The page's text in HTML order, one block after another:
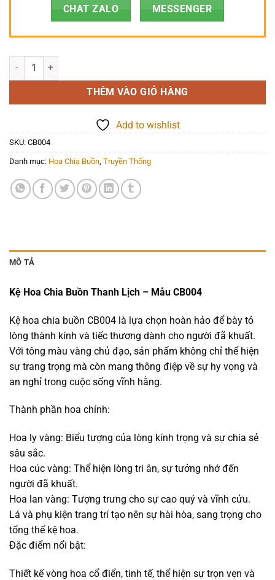
CHAT ZALO MESSENGER
Hoa Chia Buồn - Hồi Ức - CB004 số lượng
THÊM VÀO GIỎ HÀNG
Add to wishlist
SKU: CB004
Danh mục: Hoa Chia Buồn Truyền Thống
MÔ TẢ
Kệ Hoa Chia Buồn Thanh Lịch – Mẫu CB004
Kệ hoa chia buồn CB004 là lựa chọn hoàn hảo để bày tỏ
lòng thành kính và tiếc thương dành cho người đã khuất.
Với tông màu vàng chủ đạo, sản phẩm không chỉ thể hiện
sự trang trọng mà còn mang thông điệp về sự hy vọng và
an nghỉ trong cuộc sống vĩnh hằng.
Thành phần hoa chính:
Hoa ly vàng: Biểu tượng của lòng kính trọng và sự chia sẻ
sâu sắc.
Hoa cúc vàng: Thể hiện lòng tri ân, sự tưởng nhớ đến
người đã khuất.
Hoa lan vàng: Tượng trưng cho sự cao quý và vĩnh cửu.
Lá và phụ kiện trang trí tạo nên sự hài hòa, sang trọng cho
tổng thể kệ hoa.
Đặc điểm nổi bật:
Thiết kế vòng hoa cổ điển, tinh tế, thể hiện sự trọn vẹn và